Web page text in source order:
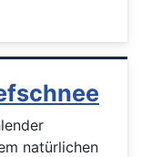
natürlichen